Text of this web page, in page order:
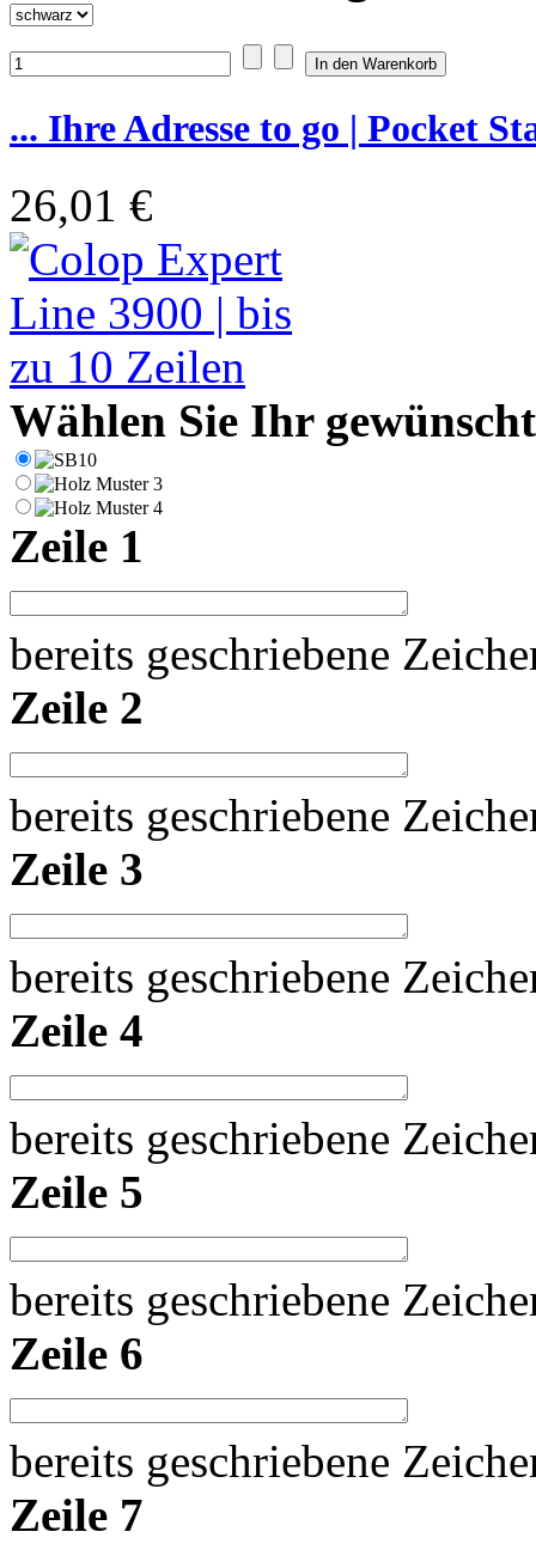
... Ihre Adresse to go | Pocket
26,01 €
Wählen Sie Ihr
Zeile 1
bereits geschriebene
Zeile 2
bereits geschriebene
Zeile 3
bereits geschriebene
Zeile 4
bereits geschriebene
Zeile 5
bereits geschriebene
Zeile 6
bereits geschriebene
Zeile 7